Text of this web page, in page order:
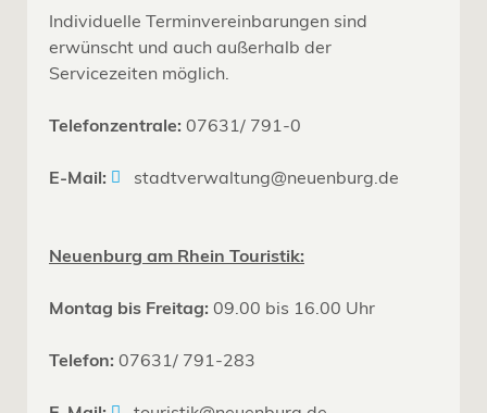
Individuelle Terminvereinbarungen sind
erwünscht und auch außerhalb der
Servicezeiten möglich.
Telefonzentrale: 07631/ 791-0
E-Mail: stadtverwaltung@neuenburg.de
Neuenburg am Rhein Touristik:
Montag bis Freitag: 09.00 bis 16.00 Uhr
Telefon: 07631/ 791-283